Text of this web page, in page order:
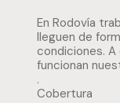
En Rodovía
lleguen de
condiciones.
funcionan
.
Cobertura